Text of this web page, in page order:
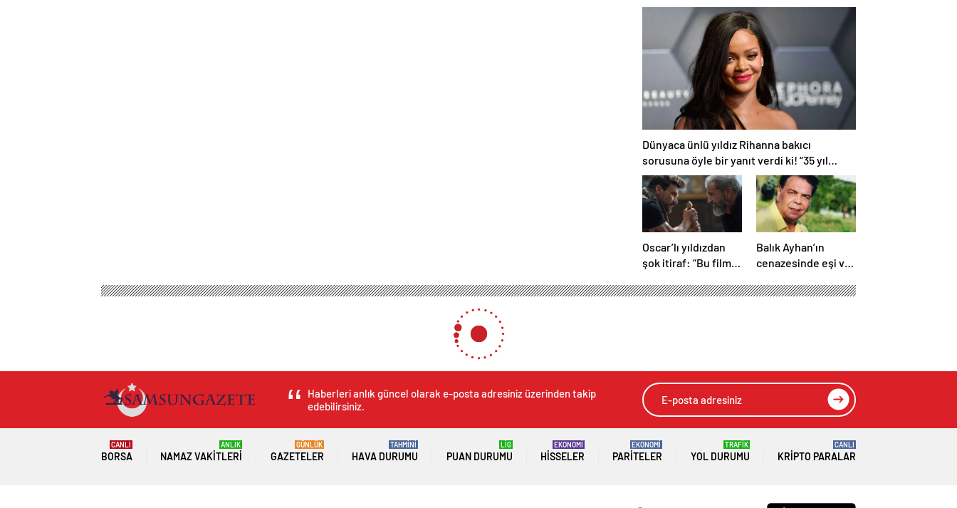
kazı sezonu başladı
Uğurlama Konvoyu
Dünyaca ünlü yıldız Rihanna bakıcı
sorusuna öyle bir yanıt verdi ki! “35 yıl
boyunca…”
Oscar’lı yıldızdan
şok itiraf: “Bu film
yayınlanmamalıydı!”
Balık Ayhan’ın
cenazesinde eşi ve
yürekleri dağladı:
Haberleri anlık güncel olarak e-posta adresiniz üzerinden takip
edebilirsiniz.
BORSA
CANLI
NAMAZ VAKITLERI
ANLIK
GAZETELER
GÜNLÜK
HAVA DURUMU
TAHMİNİ
PUAN DURUMU
LİG
HISSELER
EKONOMİ
PARITELER
EKONOMİ
YOL DURUMU
TRAFİK
KRIPTO PARALAR
CANLI